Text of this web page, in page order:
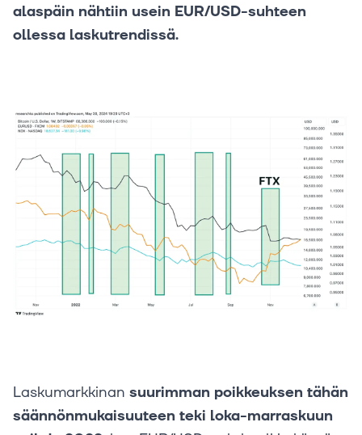
alaspäin nähtiin usein EUR/USD-suhteen
ollessa laskutrendissä.
Laskumarkkinan suurimman poikkeuksen tähän
säännönmukaisuuteen teki loka-marraskuun